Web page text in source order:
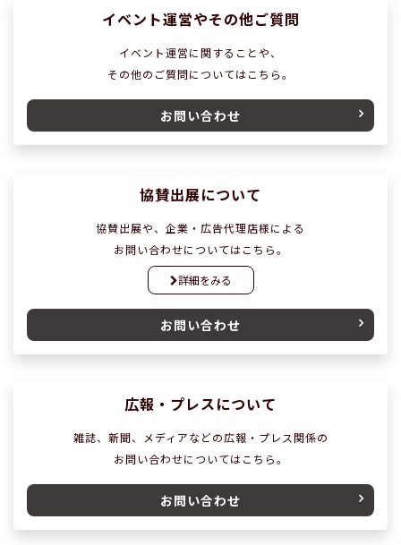
イベント運営やその他ご質問
イベント運営に関することや、
その他のご質問についてはこちら。
お問い合わせ
協賛出展について
協賛出展や、企業・広告代理店様による
お問い合わせについてはこちら。
詳細をみる
お問い合わせ
広報・プレスについて
雑誌、新聞、メディアなどの広報・プレス関係の
お問い合わせについてはこちら。
お問い合わせ